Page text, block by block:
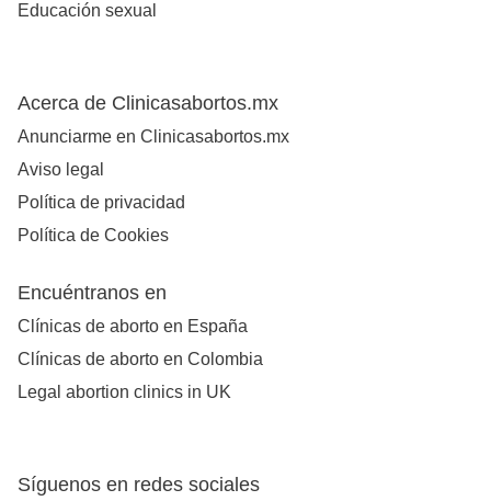
Educación sexual
Acerca de Clinicasabortos.mx
Anunciarme en Clinicasabortos.mx
Aviso legal
Política de privacidad
Política de Cookies
Encuéntranos en
Clínicas de aborto en España
Clínicas de aborto en Colombia
Legal abortion clinics in UK
Síguenos en redes sociales